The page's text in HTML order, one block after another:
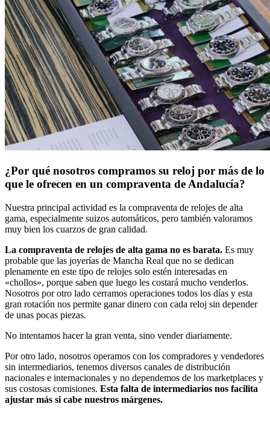
¿Por qué nosotros compramos su reloj por más de lo
que le ofrecen en un compraventa de Andalucía?
Nuestra principal actividad es la compraventa de relojes de alta
gama, especialmente suizos automáticos, pero también valoramos
muy bien los cuarzos de gran calidad.
La compraventa de relojes de alta gama no es barata. Es muy
probable que las joyerías de Mancha Real que no se dedican
plenamente en este tipo de relojes solo estén interesadas en
«chollos», porque saben que luego les costará mucho venderlos.
Nosotros por otro lado cerramos operaciones todos los días y esta
gran rotación nos permite ganar dinero con cada reloj sin depender
de unas pocas piezas.
No intentamos hacer la gran venta, sino vender diariamente.
Por otro lado, nosotros operamos con los compradores y vendedores
sin intermediarios, tenemos diversos canales de distribución
nacionales e internacionales y no dependemos de los marketplaces y
sus costosas comisiones. Esta falta de intermediarios nos facilita
ajustar más si cabe nuestros márgenes.